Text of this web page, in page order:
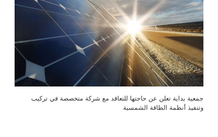
جمعية بداية تعلن عن حاجتها للتعاقد مع شركة متخصصة في تركيب
وتنفيذ أنظمة الطاقة الشمسية